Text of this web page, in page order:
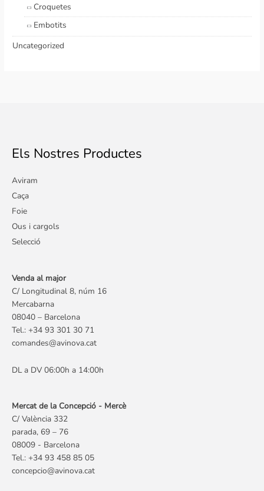
Croquetes
Embotits
Uncategorized
Els Nostres Productes
Aviram
Caça
Foie
Ous i cargols
Selecció
Venda al major
C/ Longitudinal 8, núm 16
Mercabarna
08040 – Barcelona
Tel.: +34 93 301 30 71
comandes@avinova.cat
DL a DV 06:00h a 14:00h
Mercat de la Concepció - Mercè
C/ València 332
parada, 69 – 76
08009 - Barcelona
Tel.: +34 93 458 85 05
concepcio@avinova.cat